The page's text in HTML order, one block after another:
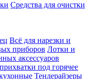
Средства для очистки
Всё для нарезки и
приборов Лотки и
аксессуаров
под горячее
Тендерайзеры